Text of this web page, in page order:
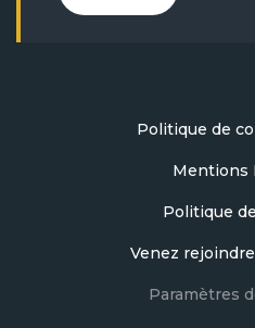
Politique de
Mentions
Politique
Venez
Paramètres